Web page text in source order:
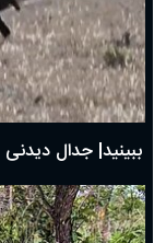
دعای روز دوم ماه مبارک رمضان ۱
دعای روز اول ماه مبارک رمضان،
حضرت زینب(س) چگونه
بهترین پیامک تبریک روز پدر ۱۴۰۴؛ جملات زیبا
ببینید| جدال